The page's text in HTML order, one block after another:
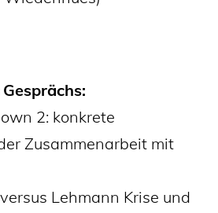
2: konkrete
Zusammenarbeit mit
Lehmann Krise und